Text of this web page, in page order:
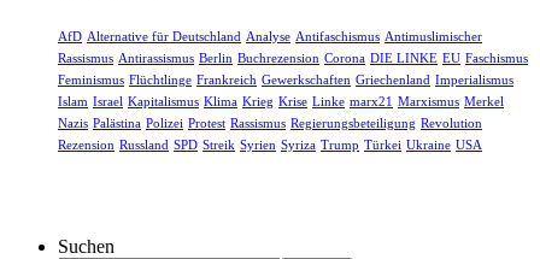
AfD Alternative für Deutschland Analyse Antifaschismus Antimuslimischer
Rassismus Antirassismus Berlin Buchrezension Corona DIE LINKE EU Faschismus
Feminismus Flüchtlinge Frankreich Gewerkschaften Griechenland Imperialismus
Islam Israel Kapitalismus Klima Krieg Krise Linke marx21 Marxismus Merkel
Nazis Palästina Polizei Protest Rassismus Regierungsbeteiligung Revolution
Rezension Russland SPD Streik Syrien Syriza Trump Türkei Ukraine USA
Suchen